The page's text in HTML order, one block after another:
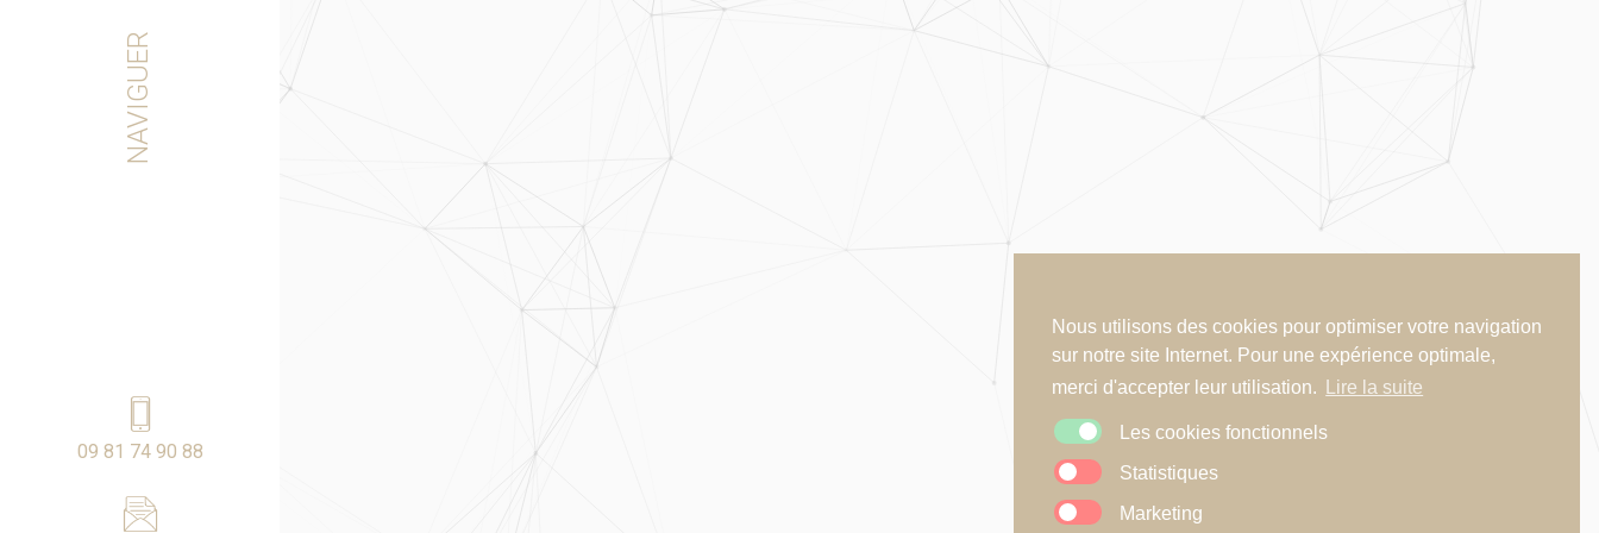
Nous utilisons des cookies pour optimiser votre navigation
sur notre site Internet. Pour une expérience optimale,
merci d'accepter leur utilisation.
Lire la suite
Les cookies fonctionnels
Statistiques
Marketing
NAVIGUER
09 81 74 90 88